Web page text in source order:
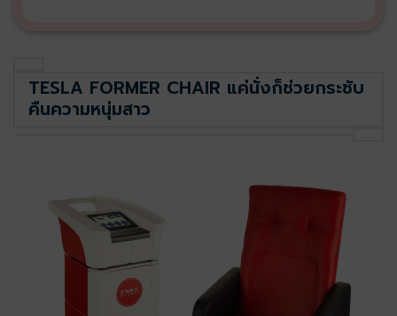
TESLA FORMER CHAIR แค่นั่งก็ช่วยกระชับ
คืนความหนุ่มสาว